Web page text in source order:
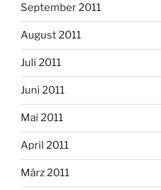
September 2011
August 2011
Juli 2011
Juni 2011
Mai 2011
April 2011
März 2011